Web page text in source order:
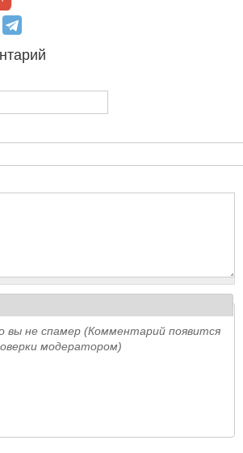
не спамер (Комментарий появится
модератором)